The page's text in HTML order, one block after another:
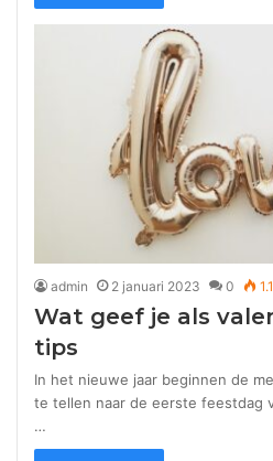
admin 2 januari 2023 0
Wat geef je als
tips
In het nieuwe jaar beginnen de
te tellen naar de eerste feestdag
…